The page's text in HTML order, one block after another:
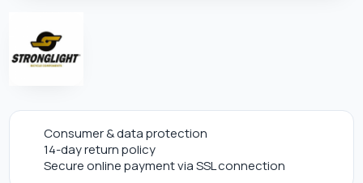
Consumer & data protection
14-day return policy
Secure online payment via SSL connection